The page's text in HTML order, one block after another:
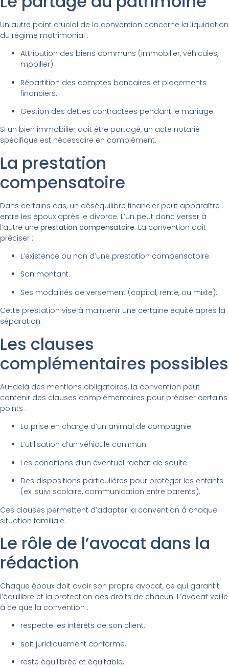
Un autre point crucial de la convention concerne la liquidation
du régime matrimonial :
Attribution des biens communs (immobilier, véhicules,
mobilier).
Répartition des comptes bancaires et placements
financiers.
Gestion des dettes contractées pendant le mariage.
Si un bien immobilier doit être partagé, un acte notarié
spécifique est nécessaire en complément.
La prestation
compensatoire
Dans certains cas, un déséquilibre financier peut apparaître
entre les époux après le divorce. L’un peut donc verser à
l’autre une prestation compensatoire. La convention doit
préciser :
L’existence ou non d’une prestation compensatoire.
Son montant.
Ses modalités de versement (capital, rente, ou mixte).
Cette prestation vise à maintenir une certaine équité après la
séparation.
Les clauses
complémentaires possibles
Au-delà des mentions obligatoires, la convention peut
contenir des clauses complémentaires pour préciser certains
points :
La prise en charge d’un animal de compagnie.
L’utilisation d’un véhicule commun.
Les conditions d’un éventuel rachat de soulte.
Des dispositions particulières pour protéger les enfants
(ex. suivi scolaire, communication entre parents).
Ces clauses permettent d’adapter la convention à chaque
situation familiale.
Le rôle de l’avocat dans la
rédaction
Chaque époux doit avoir son propre avocat, ce qui garantit
l’équilibre et la protection des droits de chacun. L’avocat veille
à ce que la convention :
respecte les intérêts de son client,
soit juridiquement conforme,
reste équilibrée et équitable,